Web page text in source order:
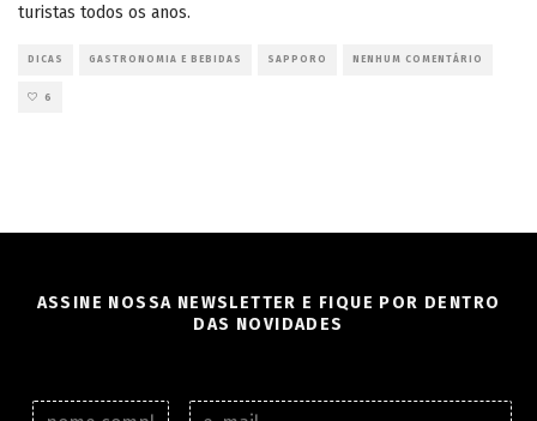
turistas todos os anos.
DICAS GASTRONOMIA E BEBIDAS SAPPORO NENHUM COMENTÁRIO
6
ASSINE NOSSA NEWSLETTER E FIQUE POR DENTRO
DAS NOVIDADES
N